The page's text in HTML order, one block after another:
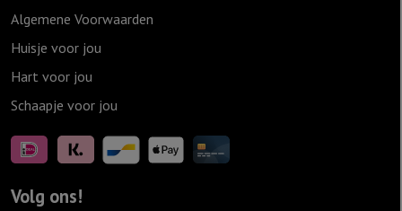
Algemene Voorwaarden
Huisje voor jou
Hart voor jou
Schaapje voor jou
Volg ons!